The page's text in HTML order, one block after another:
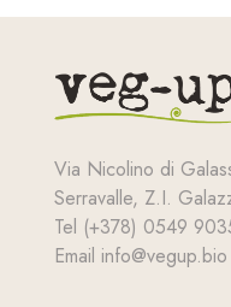
Via Nicolino di
Serravalle, Z.I.
Tel (+378) 0549
Email info@vegup.bio